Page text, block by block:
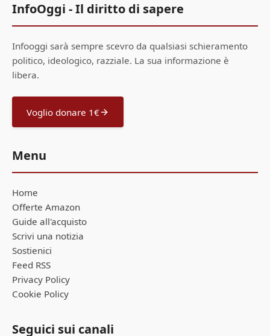
InfoOggi - Il diritto di sapere
Infooggi sarà sempre scevro da qualsiasi schieramento
politico, ideologico, razziale. La sua informazione è
libera.
Voglio donare 1€
Menu
Home
Offerte Amazon
Guide all'acquisto
Scrivi una notizia
Sostienici
Feed RSS
Privacy Policy
Cookie Policy
Seguici sui canali